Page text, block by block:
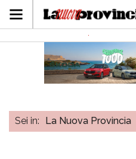
Sei in: La Nuova Provincia